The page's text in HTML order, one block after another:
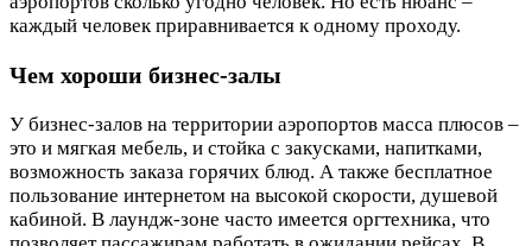
каждый человек приравнивается к одному проходу.
Чем хороши бизнес‑залы
У бизнес-залов на территории аэропортов масса плюсов –
это и мягкая мебель, и стойка с закусками, напитками,
возможность заказа горячих блюд. А также бесплатное
пользование интернетом на высокой скорости, душевой
кабиной. В лаундж-зоне часто имеется оргтехника, что